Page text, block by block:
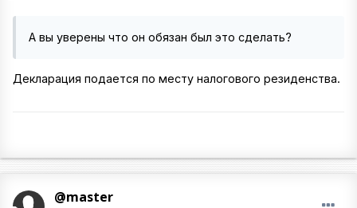
А вы уверены что он обязан был это сделать?
Декларация подается по месту налогового резиденства.
@master